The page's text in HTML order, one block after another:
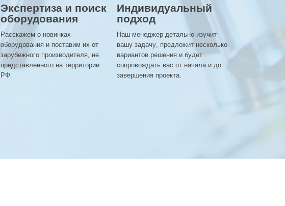
Экспертиза и поиск
оборудования
Расскажем о новинках
оборудования и поставим их от
зарубежного производителя, не
представленного на территории
РФ.
Индивидуальный
подход
Наш менеджер детально изучит
вашу задачу, предложит несколько
вариантов решения и будет
сопровождать вас от начала и до
завершения проекта.